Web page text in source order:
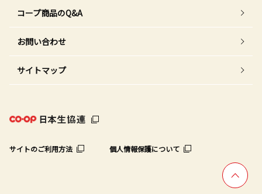
コープ商品のQ&A
お問い合わせ
サイトマップ
サイトのご利用方法 個人情報保護について